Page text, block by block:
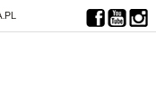
download?